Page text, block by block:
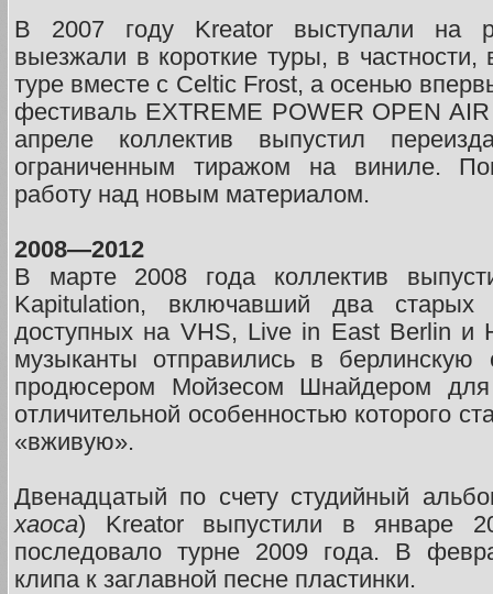
В 2007 году Kreator выступали на
выезжали в короткие туры, в
туре вместе с Celtic Frost, а осенью
фестиваль EXTREME POWER OPEN
апреле коллектив выпустил
ограниченным тиражом на виниле.
работу над новым материалом.
2008—2012
В марте 2008 года коллектив
Kapitulation, включавший два старых
доступных на VHS, Live in East Berlin и
музыканты отправились в
продюсером Мойзесом Шнайдером
отличительной особенностью которого
«вживую».
Двенадцатый по счету студийный
хаоса) Kreator выпустили в январе
последовало турне 2009 года. В
клипа к заглавной песне пластинки.